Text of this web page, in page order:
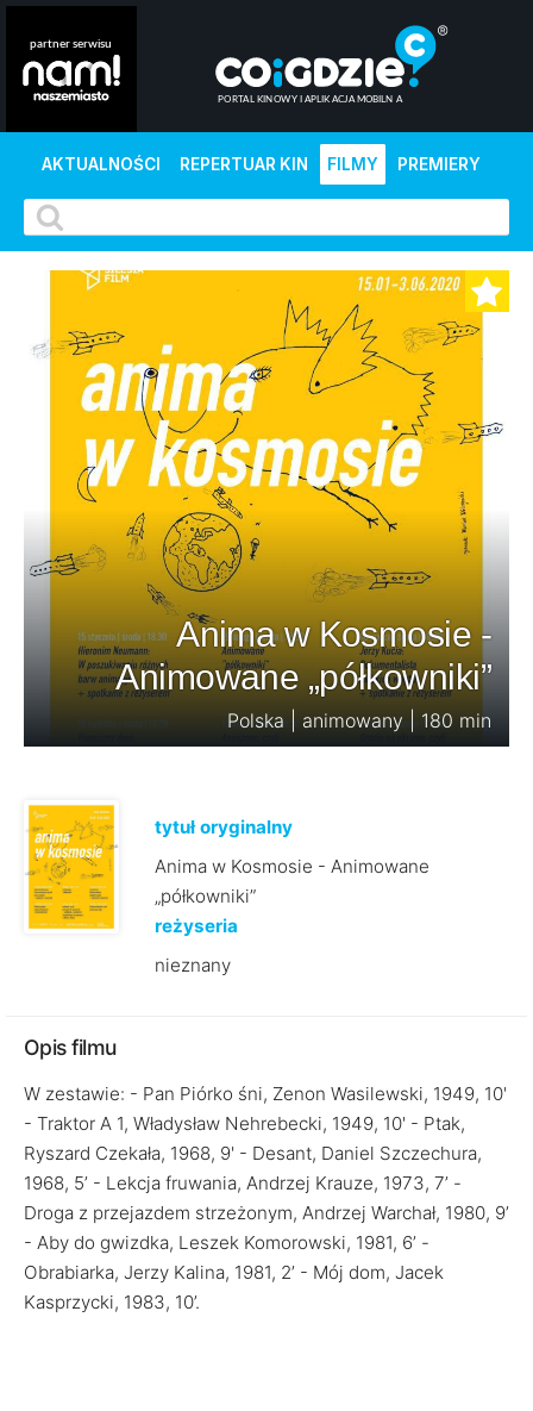
AKTUALNOŚCI REPERTUAR KIN FILMY PREMIERY
Anima w Kosmosie -
Animowane „półkowniki”
Polska | animowany | 180 min
tytuł oryginalny
Anima w Kosmosie - Animowane
„półkowniki”
reżyseria
nieznany
Opis filmu
W zestawie: - Pan Piórko śni, Zenon Wasilewski, 1949, 10'
- Traktor A 1, Władysław Nehrebecki, 1949, 10' - Ptak,
Ryszard Czekała, 1968, 9' - Desant, Daniel Szczechura,
1968, 5’ - Lekcja fruwania, Andrzej Krauze, 1973, 7’ -
Droga z przejazdem strzeżonym, Andrzej Warchał, 1980, 9’
- Aby do gwizdka, Leszek Komorowski, 1981, 6’ -
Obrabiarka, Jerzy Kalina, 1981, 2’ - Mój dom, Jacek
Kasprzycki, 1983, 10’.